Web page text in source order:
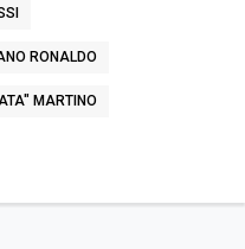
RONALDO
MARTINO